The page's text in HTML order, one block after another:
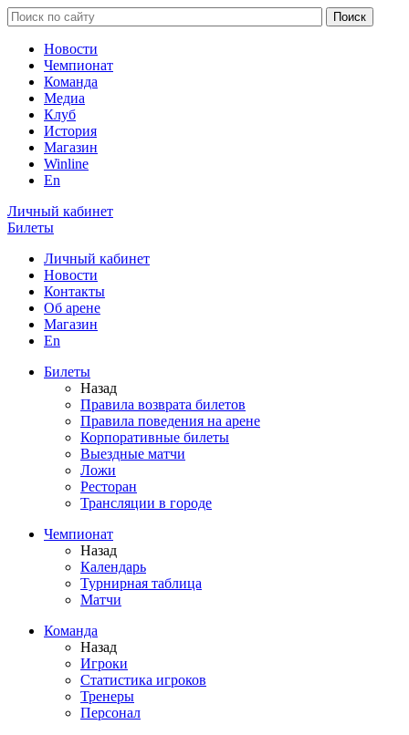
Новости
Чемпионат
Команда
Медиа
Клуб
История
Магазин
Winline
En
Личный кабинет
Билеты
Личный кабинет
Новости
Контакты
Об арене
Магазин
En
Билеты
Назад
Правила возврата билетов
Правила поведения на арене
Корпоративные билеты
Выездные матчи
Ложи
Ресторан
Трансляции в городе
Чемпионат
Назад
Календарь
Турнирная таблица
Матчи
Команда
Назад
Игроки
Статистика игроков
Тренеры
Персонал